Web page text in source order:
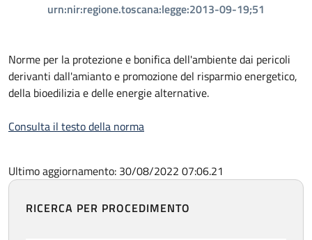
urn:nir:regione.toscana:legge:2013-09-19;51
Norme per la protezione e bonifica dell'ambiente dai pericoli
derivanti dall'amianto e promozione del risparmio energetico,
della bioedilizia e delle energie alternative.
Consulta il testo della norma
Ultimo aggiornamento: 30/08/2022 07:06.21
RICERCA PER PROCEDIMENTO